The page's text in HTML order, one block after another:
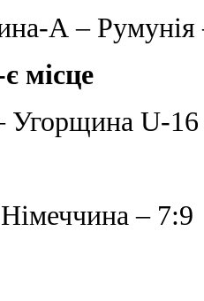
А – Румунія
місце
Угорщина U-
– 7:9